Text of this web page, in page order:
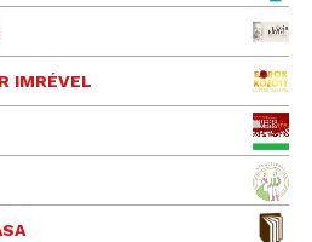
IMRÉVEL